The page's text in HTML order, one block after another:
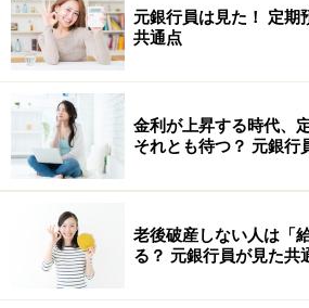
ようです。銀行にお金を預けても
いこの時代に、支払手数料は大きな
手数料無料のネット銀行
案
しても手数料がかからないネット
る。または、あらかじめ月初めに、
まとめて引き出しておくなど、準
元銀行員は見た！ 定期
共通点
金利が上昇する時代、
それとも待つ？ 元銀行
老後破産しない人は「
る？ 元銀行員が見た共